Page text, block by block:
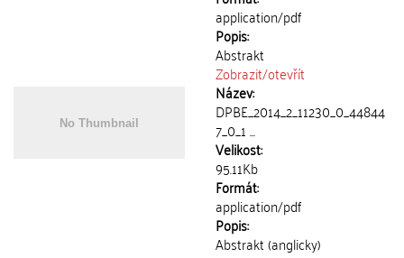
application/pdf
Popis:
Abstrakt
Zobrazit/otevřít
Název:
DPBE_2014_2_11230_0_44844
7_0_1 ...
Velikost:
95.11Kb
Formát:
application/pdf
Popis:
Abstrakt (anglicky)